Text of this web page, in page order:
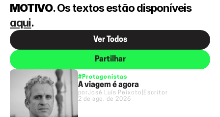
MOTIVO
. Os textos estão disponíveis
aqui.
Ver Todos
Partilhar
#Protagonistas
A viagem é agora
porJosé Luís Peixoto Escritor
2 de ago. de 2026